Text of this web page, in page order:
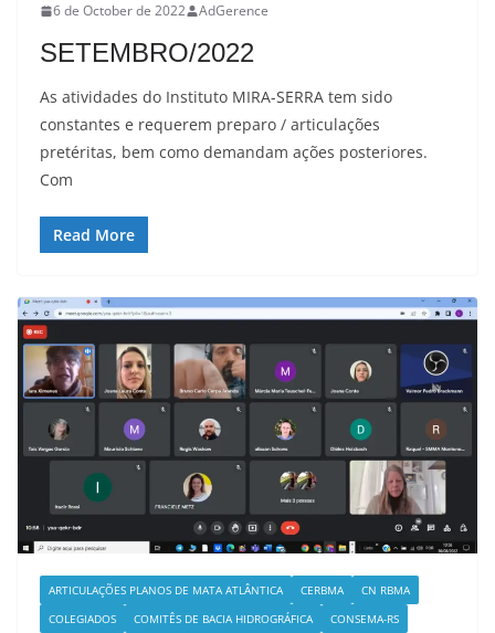
6 de October de 2022 AdGerence
SETEMBRO/2022
As atividades do Instituto MIRA-SERRA tem sido
constantes e requerem preparo / articulações
pretéritas, bem como demandam ações posteriores.
Com
Read More
ARTICULAÇÕES PLANOS DE MATA ATLÂNTICA CERBMA
CN RBMA
COLEGIADOS
COMITÊS DE BACIA HIDROGRÁFICA CONSEMA-RS